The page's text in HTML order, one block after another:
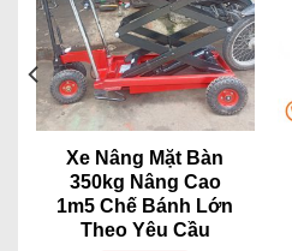
Xe Nâng Mặt Bàn
350kg Nâng Cao
1m5 Chế Bánh Lớn
Theo Yêu Cầu